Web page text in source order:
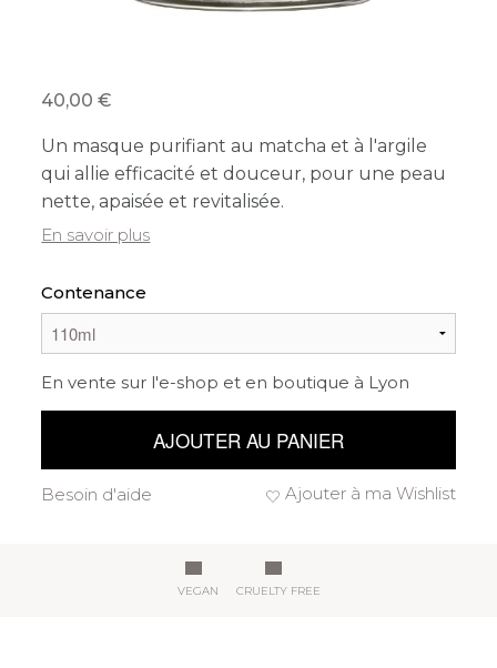
40,00
Un masque purifiant au matcha et à l'argile
qui allie efficacité et douceur, pour une peau
nette, apaisée et revitalisée.
En savoir plus
Contenance
En vente sur l'e-shop et en boutique à Lyon
AJOUTER AU PANIER
Ajouter à ma Wishlist
Besoin d'aide
VEGAN CRUELTY FREE